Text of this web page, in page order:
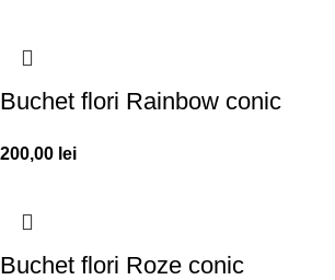
Buchet flori Rainbow conic
200,00 lei
Buchet flori Roze conic